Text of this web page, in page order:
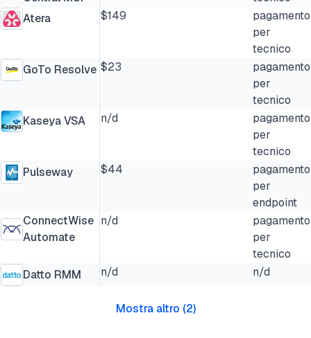
Atera
$149
pagamento
per
tecnico
GoTo Resolve $23
pagamento
per
tecnico
Kaseya VSA
n/d
pagamento
per
tecnico
Pulseway
$44
pagamento
per
endpoint
ConnectWise
Automate
n/d
pagamento
per
tecnico
Datto RMM
n/d n/d
Mostra altro (2)